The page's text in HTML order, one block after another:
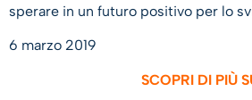
sperare in un futuro positivo per lo
6 marzo 2019
SCOPRI DI PIÙ